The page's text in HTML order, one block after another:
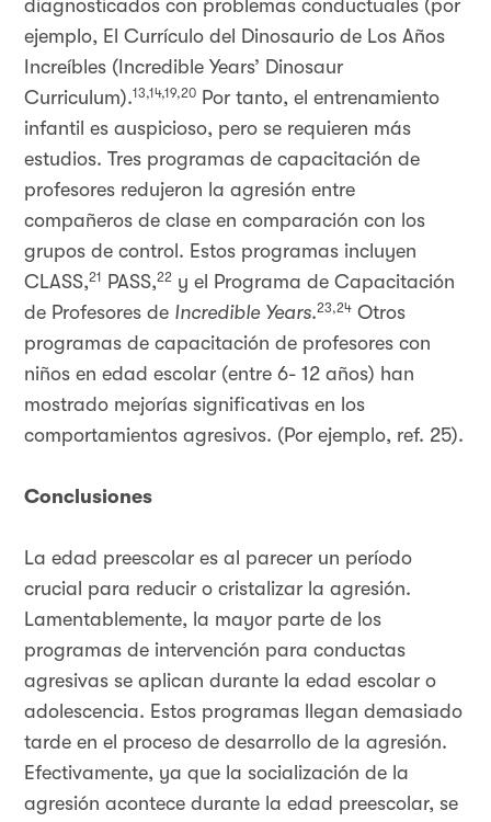
diagnosticados con problemas conductuales (por
ejemplo, El Currículo del Dinosaurio de Los Años
Increíbles (Incredible Years’ Dinosaur
Curriculum).13,14,19,20 Por tanto, el entrenamiento
infantil es auspicioso, pero se requieren más
estudios. Tres programas de capacitación de
profesores redujeron la agresión entre
compañeros de clase en comparación con los
grupos de control. Estos programas incluyen
CLASS,21 PASS,22 y el Programa de Capacitación
de Profesores de Incredible Years.23,24 Otros
programas de capacitación de profesores con
niños en edad escolar (entre 6- 12 años) han
mostrado mejorías significativas en los
comportamientos agresivos. (Por ejemplo, ref. 25).
Conclusiones
La edad preescolar es al parecer un período
crucial para reducir o cristalizar la agresión.
Lamentablemente, la mayor parte de los
programas de intervención para conductas
agresivas se aplican durante la edad escolar o
adolescencia. Estos programas llegan demasiado
tarde en el proceso de desarrollo de la agresión.
Efectivamente, ya que la socialización de la
agresión acontece durante la edad preescolar, se